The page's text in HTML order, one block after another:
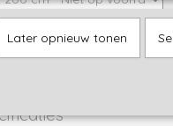
IN WINKELWAGEN
Later opnieuw tonen